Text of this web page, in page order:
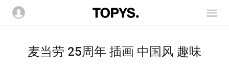
麦当劳 25周年 插画 中国风 趣味